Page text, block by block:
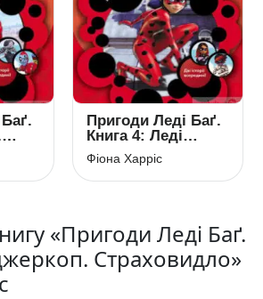
Пригоди Леді Баґ.
Книга 4: Леді
Вайфай.
Злолюстратор
Фіона Харріс
«Пригоди Леді Баґ.
Страховидло»